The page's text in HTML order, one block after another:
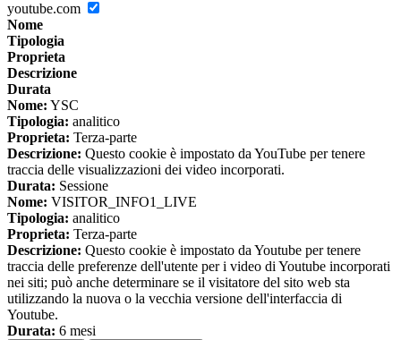
youtube.com
Nome
Tipologia
Proprieta
Descrizione
Durata
Nome: YSC
Tipologia: analitico
Proprieta: Terza-parte
Descrizione: Questo cookie è impostato da YouTube per tenere
traccia delle visualizzazioni dei video incorporati.
Durata: Sessione
Nome: VISITOR_INFO1_LIVE
Tipologia: analitico
Proprieta: Terza-parte
Descrizione: Questo cookie è impostato da Youtube per tenere
traccia delle preferenze dell'utente per i video di Youtube incorporati
nei siti; può anche determinare se il visitatore del sito web sta
utilizzando la nuova o la vecchia versione dell'interfaccia di
Youtube.
Durata: 6 mesi